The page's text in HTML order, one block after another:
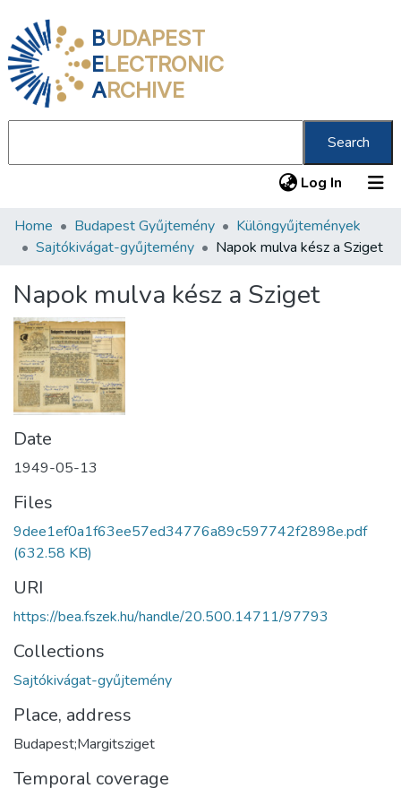
BUDAPEST
ELECTRONIC
ARCHIVE
Search
Log In (current)
Communities & Collections
Statistics
About us
Home Budapest Gyűjtemény
Különgyűjtemények
Sajtókivágat-gyűjtemény
Napok mulva kész a Sziget
Napok mulva kész a Sziget
Date
1949-05-13
Files
9dee1ef0a1f63ee57ed34776a89c597742f2898e.pdf
(632.58 KB)
URI
https://bea.fszek.hu/handle/20.500.14711/97793
Collections
Sajtókivágat-gyűjtemény
Place, address
Budapest;Margitsziget
Temporal coverage